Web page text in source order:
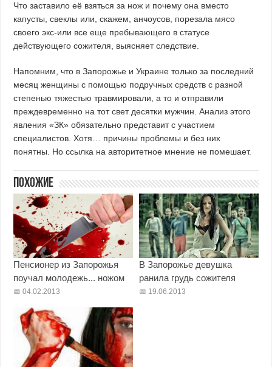
Что заставило её взяться за нож и почему она вместо
капусты, свеклы или, скажем, анчоусов, порезала мясо
своего экс-или все еще пребывающего в статусе
действующего сожителя, выясняет следствие.
Напомним, что в Запорожье и Украине только за последний
месяц женщины с помощью подручных средств с разной
степенью тяжестью травмировали, а то и отправили
преждевременно на тот свет десятки мужчин. Анализ этого
явления «ЗК» обязательно представит с участием
специалистов. Хотя… причины проблемы и без них
понятны. Но ссылка на авторитетное мнение не помешает.
Похожие
Пенсионер из Запорожья
поучал молодежь... ножом
04.02.2013
В Запорожье девушка
ранила грудь сожителя
19.06.2013